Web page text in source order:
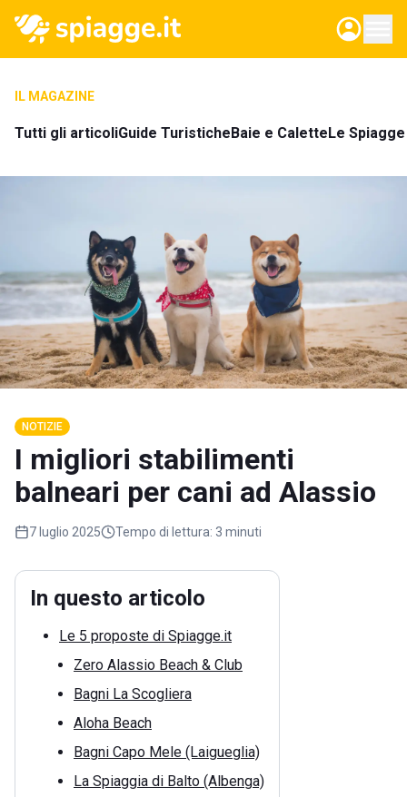
IL MAGAZINE
Tutti gli articoliGuide TuristicheBaie e CaletteLe
NOTIZIE
I migliori stabilimenti
balneari per cani ad Alassio
7 luglio 2025 Tempo di lettura: 3 minuti
In questo articolo
Le 5 proposte di Spiagge.it
Zero Alassio Beach & Club
Bagni La Scogliera
Aloha Beach
Bagni Capo Mele (Laigueglia)
La Spiaggia di Balto (Albenga)